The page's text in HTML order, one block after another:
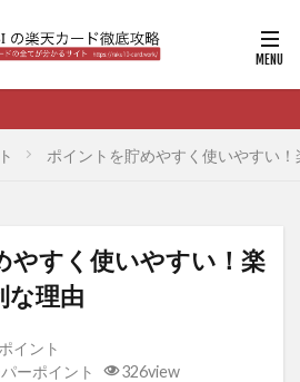
ポイントを貯めやすく使いやすい
やすく使いやすい！楽
な理由
イント
ーポイント 326view